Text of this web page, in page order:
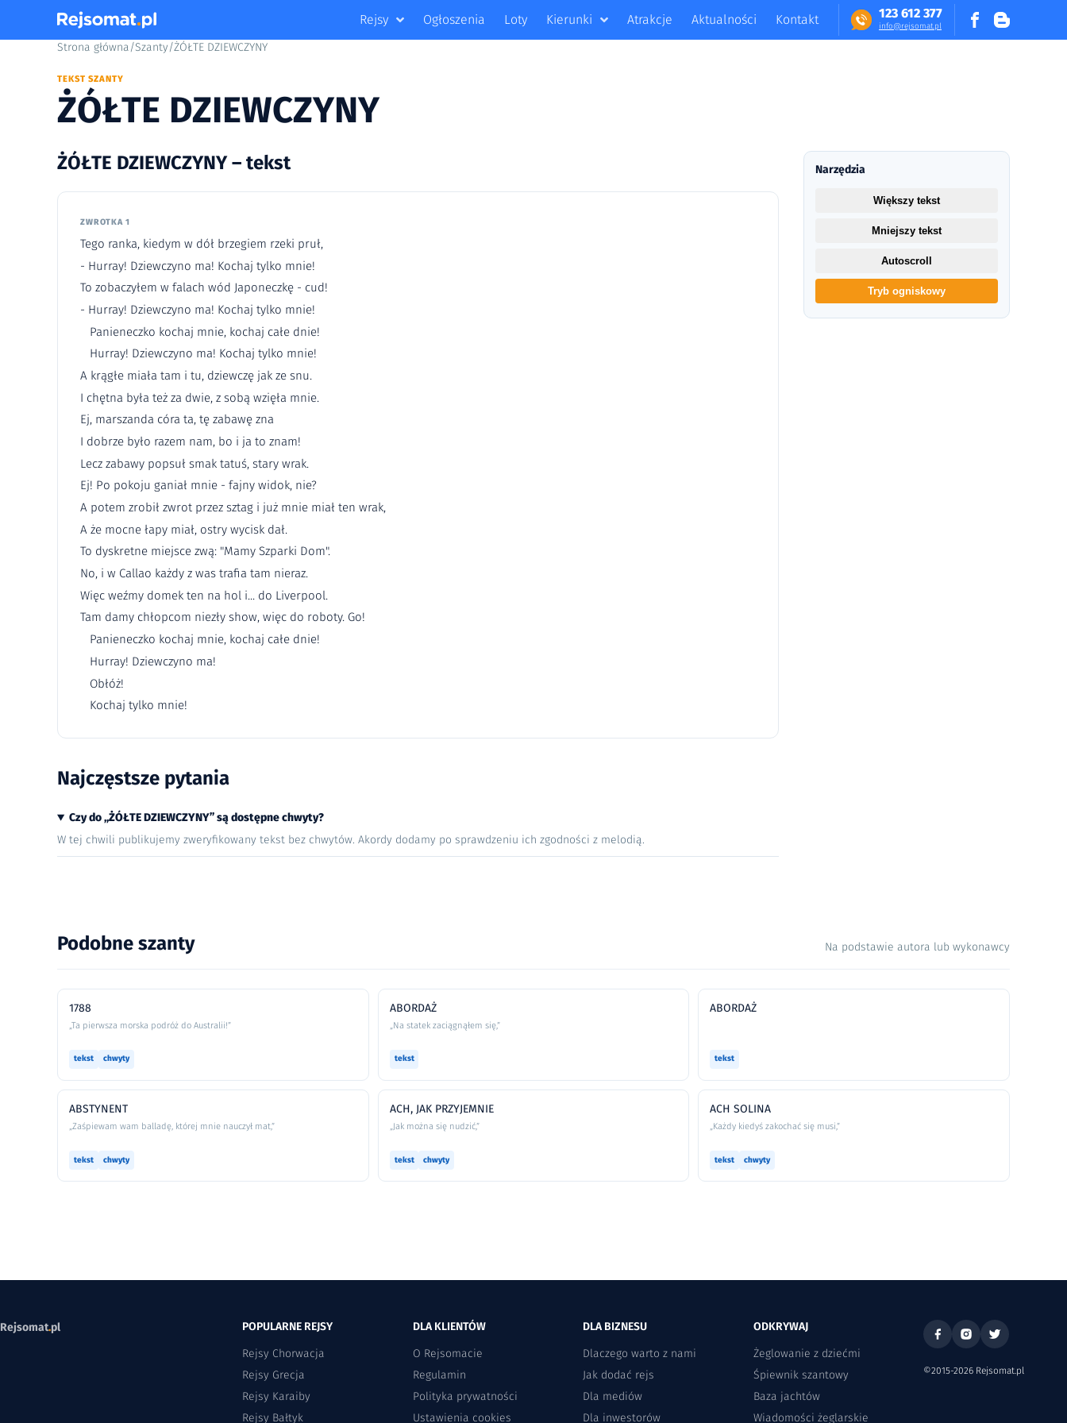
123 612 377
in​fo​@​​rej​somat​.​pl
Rejsy Ogłoszenia Loty Kierunki Atrakcje Aktualności Kontakt
Strona główna/Szanty/ŻÓŁTE DZIEWCZYNY
TEKST SZANTY
ŻÓŁTE DZIEWCZYNY
ŻÓŁTE DZIEWCZYNY – tekst
ZWROTKA 1
Tego ranka, kiedym w dół brzegiem rzeki pruł,
- Hurray! Dziewczyno ma! Kochaj tylko mnie!
To zobaczyłem w falach wód Japoneczkę - cud!
- Hurray! Dziewczyno ma! Kochaj tylko mnie!
Panieneczko kochaj mnie, kochaj całe dnie!
Hurray! Dziewczyno ma! Kochaj tylko mnie!
A krągłe miała tam i tu, dziewczę jak ze snu.
I chętna była też za dwie, z sobą wzięła mnie.
Ej, marszanda córa ta, tę zabawę zna
I dobrze było razem nam, bo i ja to znam!
Lecz zabawy popsuł smak tatuś, stary wrak.
Ej! Po pokoju ganiał mnie - fajny widok, nie?
A potem zrobił zwrot przez sztag i już mnie miał ten wrak,
A że mocne łapy miał, ostry wycisk dał.
To dyskretne miejsce zwą: "Mamy Szparki Dom".
No, i w Callao każdy z was trafia tam nieraz.
Więc weźmy domek ten na hol i... do Liverpool.
Tam damy chłopcom niezły show, więc do roboty. Go!
Panieneczko kochaj mnie, kochaj całe dnie!
Hurray! Dziewczyno ma!
Obłóż!
Kochaj tylko mnie!
Najczęstsze pytania
Czy do „ŻÓŁTE DZIEWCZYNY” są dostępne chwyty?
W tej chwili publikujemy zweryfikowany tekst bez chwytów. Akordy dodamy po sprawdzeniu ich zgodności z melodią.
Narzędzia
Większy tekst
Mniejszy tekst
Autoscroll
Tryb ogniskowy
Podobne szanty Na podstawie autora lub wykonawcy
1788
„Ta pierwsza morska podróż do Australii!”
tekst chwyty
ABORDAŻ
„Na statek zaciągnąłem się,”
tekst
ABORDAŻ
tekst
ABSTYNENT
„Zaśpiewam wam balladę, której mnie nauczył mat,”
tekst chwyty
ACH, JAK PRZYJEMNIE
„Jak można się nudzić,”
tekst chwyty
ACH SOLINA
„Każdy kiedyś zakochać się musi,”
tekst chwyty
Rejsomat.pl
POPULARNE REJSY
Rejsy Chorwacja
Rejsy Grecja
Rejsy Karaiby
Rejsy Bałtyk
DLA KLIENTÓW
O Rejsomacie
Regulamin
Polityka prywatności
Ustawienia cookies
DLA BIZNESU
Dlaczego warto z nami
Jak dodać rejs
Dla mediów
Dla inwestorów
ODKRYWAJ
Żeglowanie z dziećmi
Śpiewnik szantowy
Baza jachtów
Wiadomości żeglarskie
©2015-2026 Rejsomat.pl